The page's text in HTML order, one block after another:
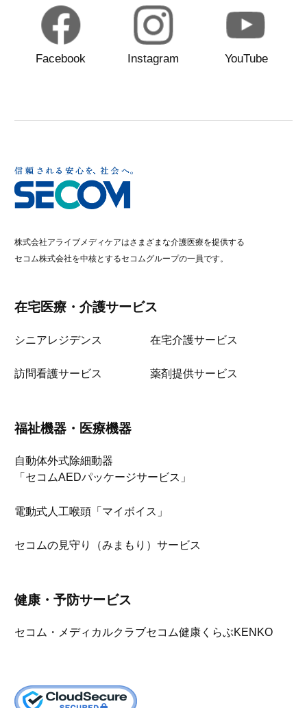
Facebook Instagram YouTube
株式会社アライブメディケアはさまざまな介護医療を提供する
セコム株式会社を中核とするセコムグループの一員です。
在宅医療・介護サービス
シニアレジデンス 在宅介護サービス
訪問看護サービス 薬剤提供サービス
福祉機器・医療機器
自動体外式除細動器
「セコムAEDパッケージサービス」
電動式人工喉頭「マイボイス」
セコムの見守り（みまもり）サービス
健康・予防サービス
セコム・メディカルクラブセコム健康くらぶKENKO